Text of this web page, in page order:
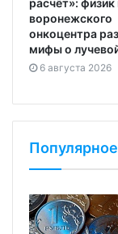
расчёт»: физик
воронежского
онкоцентра
мифы о
6 августа 2026
Популярное